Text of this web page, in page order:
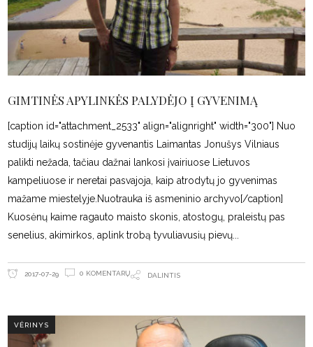
GIMTINĖS APYLINKĖS PALYDĖJO Į GYVENIMĄ
[caption id="attachment_2533" align="alignright" width="300"] Nuo
studijų laikų sostinėje gyvenantis Laimantas Jonušys Vilniaus
palikti nežada, tačiau dažnai lankosi įvairiuose Lietuvos
kampeliuose ir neretai pasvajoja, kaip atrodytų jo gyvenimas
mažame miestelyje.Nuotrauka iš asmeninio archyvo[/caption]
Kuosėnų kaime ragauto maisto skonis, atostogų, praleistų pas
senelius, akimirkos, aplink trobą tyvuliavusių pievų
2017-07-29 0 KOMENTARŲ DALINTIS
VĖRINYS